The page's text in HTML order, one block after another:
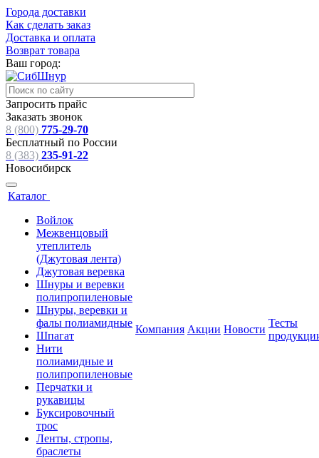
Города доставки
Как сделать заказ
Доставка и оплата
Возврат товара
Ваш город:
Запросить прайс
Заказать звонок
8 (800) 775-29-70
Бесплатный по России
8 (383) 235-91-22
Новосибирск
Каталог
Войлок
Межвенцовый
утеплитель
(Джутовая лента)
Джутовая веревка
Шнуры и веревки
полипропиленовые
Шнуры, веревки и
фалы полиамидные
Шпагат
Нити
полиамидные и
полипропиленовые
Перчатки и
рукавицы
Буксировочный
трос
Ленты, стропы,
браслеты
Компания Акции Новости
Тесты